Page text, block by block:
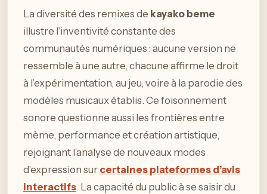
La diversité des remixes de kayako beme
illustre l’inventivité constante des
communautés numériques : aucune version ne
ressemble à une autre, chacune affirme le droit
à l’expérimentation, au jeu, voire à la parodie des
modèles musicaux établis. Ce foisonnement
sonore questionne aussi les frontières entre
mème, performance et création artistique,
rejoignant l’analyse de nouveaux modes
d’expression sur certaines plateformes d’avis
interactifs. La capacité du public à se saisir du